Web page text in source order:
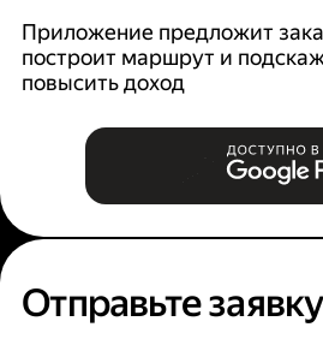
Приложение предложит
построит маршрут и
повысить доход
Отправьте заявку